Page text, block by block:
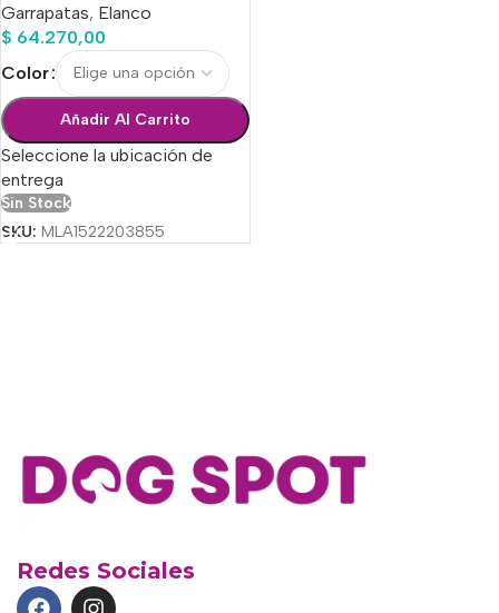
Garrapatas, Elanco
$ 64.270,00
Color
Añadir Al Carrito
Seleccione la ubicación de
entrega
Sin Stock
SKU: MLA1522203855
Redes Sociales